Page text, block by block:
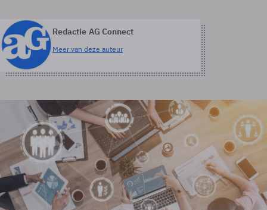
Redactie AG Connect
Meer van deze auteur